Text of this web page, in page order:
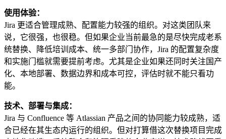
使用体验：
Jira 更适合管理成熟、配置能力较强的组织。对这类团队来
说，它很强，也很稳。但如果企业当前最急的是尽快完成老系
统替换、降低培训成本、统一多部门协作，Jira 的配置复杂度
和实施门槛就需要提前考虑。尤其是企业如果还同时关注国产
化、本地部署、数据边界和成本可控，评估时就不能只看功
能。
技术、部署与集成：
Jira 与 Confluence 等 Atlassian 产品之间的协同能力较成熟，适
合已经在其生态内运行的组织。但对打算借这次替换项目完成